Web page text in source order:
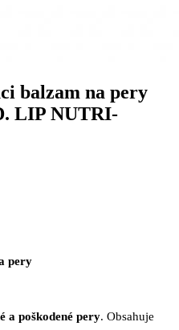
balzam na pery
LIP NUTRI-
pery
a poškodené pery. Obsahuje